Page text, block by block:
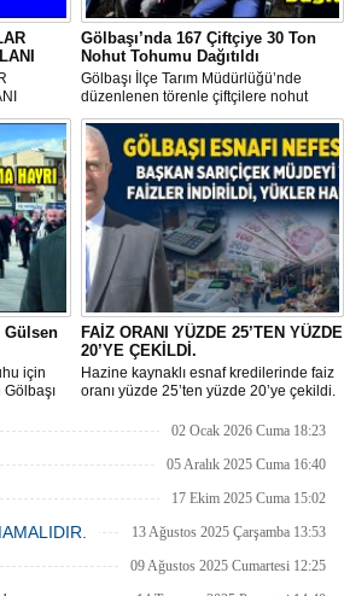
Gölbaşı’nda 167 Çiftçiye 30 Ton
Nohut Tohumu Dağıtıldı
Gölbaşı İlçe Tarım Müdürlüğü’nde
düzenlenen törenle çiftçilere nohut
tohumu dağıtıldı. Proje kapsamında
ilçede 37 bin dekarlık alanda 380 ton
tohum desteği sağlanacak.
Gülsen
için
ve
FAİZ ORANI YÜZDE 25’TEN YÜZDE
20’YE ÇEKİLDİ.
Hazine kaynaklı esnaf kredilerinde faiz
oranı yüzde 25’ten yüzde 20’ye çekildi.
02 Ocak 2026 Cuma 18:23
05 Aralık 2025 Cuma 16:40
17 Ekim 2025 Cuma 15:02
13 Ağustos 2025 Çarşamba 13:53
09 Ağustos 2025 Cumartesi 12:25